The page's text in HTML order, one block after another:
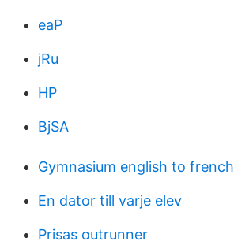
eaP
jRu
HP
BjSA
Gymnasium english to french
En dator till varje elev
Prisas outrunner